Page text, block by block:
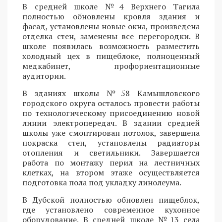
В средней школе №4 Верхнего Тагила
полностью обновлены кровля здания и
фасад, установлены новые окна, произведена
отделка стен, заменены все перегородки. В
школе появилась возможность разместить
холодный цех в пищеблоке, полноценный
медкабинет, профориентационные
аудитории.
В зданиях школы №58 Камышловского
городского округа осталось провести работы
по технологическому присоединению новой
линии электропередач. В здании средней
школы уже смонтирован потолок, завершена
покраска стен, установлены радиаторы
отопления и светильники. Завершается
работа по монтажу перил на лестничных
клетках, на втором этаже осуществляется
подготовка пола под укладку линолеума.
В Дубской полностью обновлен пищеблок,
где установлено современное кухонное
оборудование. В средней школе №13 села